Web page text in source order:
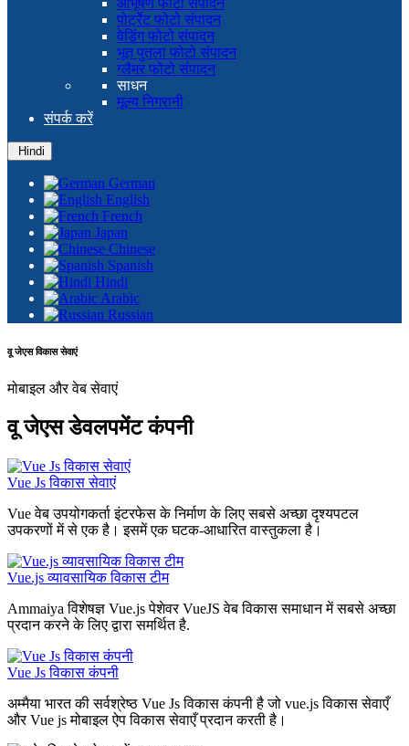
आभूषण फोटो संपादन
पोर्ट्रेट फोटो संपादन
वेडिंग फोटो संपादन
भूत पुतला फोटो संपादन
ग्लैमर फोटो संपादन
साधन
मूल्य निगरानी
संपर्क करें
Hindi
German
English
French
Japan
Chinese
Spanish
Hindi
Arabic
Russian
वू जेएस विकास सेवाएं
मोबाइल और वेब सेवाएं
वू जेएस डेवलपमेंट कंपनी
Vue Js विकास सेवाएं
Vue वेब उपयोगकर्ता इंटरफेस के निर्माण के लिए सबसे अच्छा दृश्यपटल
उपकरणों में से एक है। इसमें एक घटक-आधारित वास्तुकला है।
Vue.js व्यावसायिक विकास टीम
Ammaiya विशेषज्ञ Vue.js पेशेवर VueJS वेब विकास समाधान में सबसे अच्छा
प्रदान करने के लिए द्वारा समर्थित है.
Vue Js विकास कंपनी
अम्मैया भारत की सर्वश्रेष्ठ Vue Js विकास कंपनी है जो vue.js विकास सेवाएँ
और Vue js मोबाइल ऐप विकास सेवाएँ प्रदान करती है।